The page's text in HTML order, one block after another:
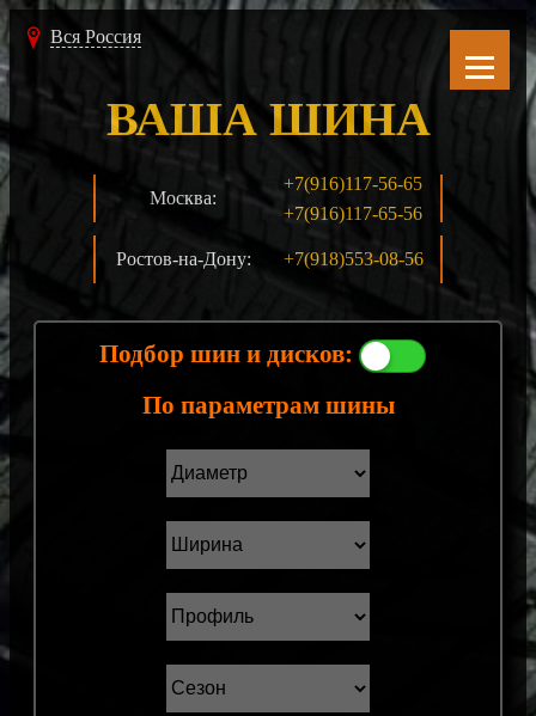
Вся Россия
Москва:
+7(916)117-56-65
+7(916)117-65-56
Ростов-на-Дону: +7(918)553-08-56
ВАША ШИНА
Подбор шин и дисков:
По параметрам шины